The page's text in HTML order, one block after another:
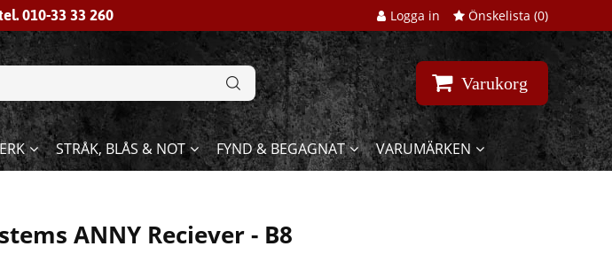
010-33 33 260 Logga in Önskelista (0)
Varukorg
STRÅK, BLÅS & NOT FYND & BEGAGNAT VARUMÄRKEN
ANNY Reciever - B8